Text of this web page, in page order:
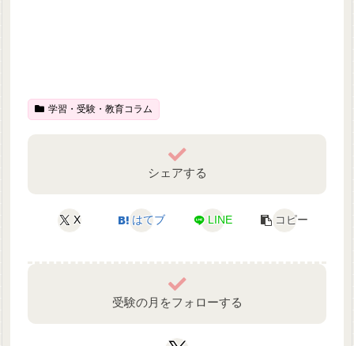
学習・受験・教育コラム
シェアする
X はてブ LINE コピー
受験の月をフォローする